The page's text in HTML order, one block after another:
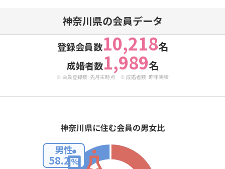
神奈川県の会員データ
登録会員数10,218名
成婚者数1,989名
※ 会員登録数: 先月末時点 ※ 成婚者数: 昨年実績
神奈川県に住む会員の男女比
男性
58.2%